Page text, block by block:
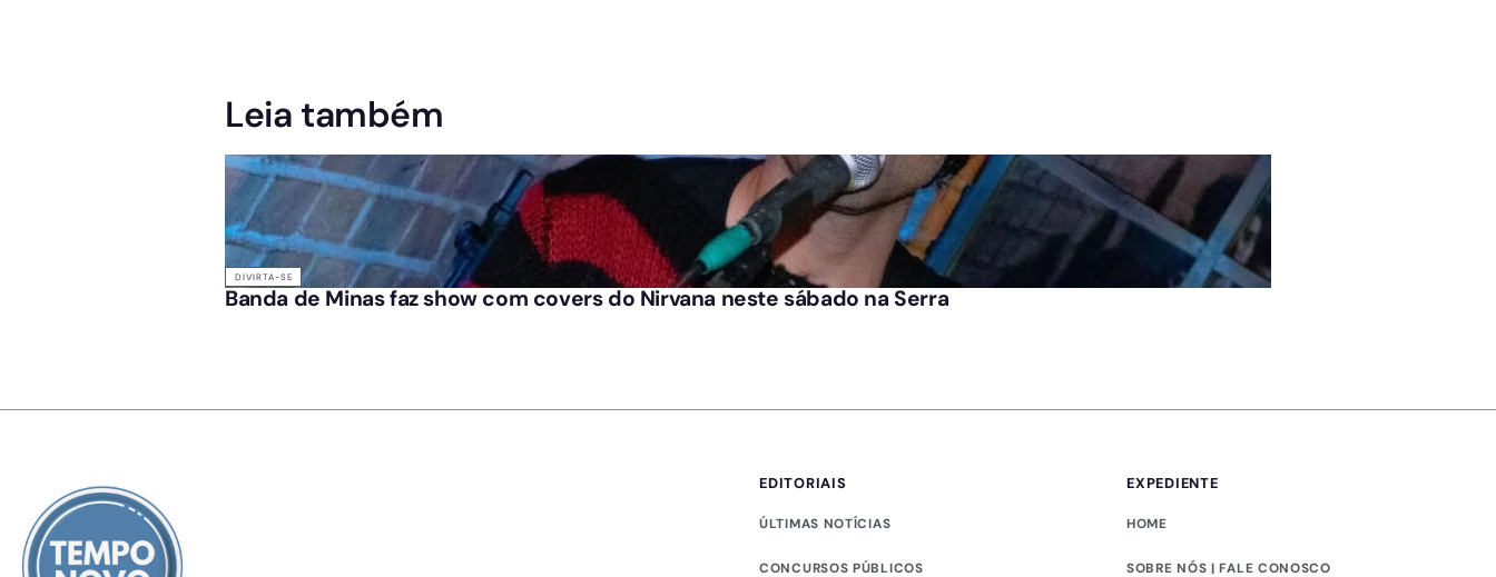
Leia também
DIVIRTA-SE
Banda de Minas faz show com covers do Nirvana neste sábado na Serra
EDITORIAIS
ÚLTIMAS NOTÍCIAS
CONCURSOS PÚBLICOS
EXPEDIENTE
HOME
SOBRE NÓS | FALE CONOSCO